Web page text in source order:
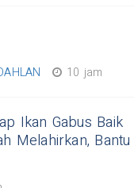
10 jam
Ikan Gabus Baik
Melahirkan, Bantu